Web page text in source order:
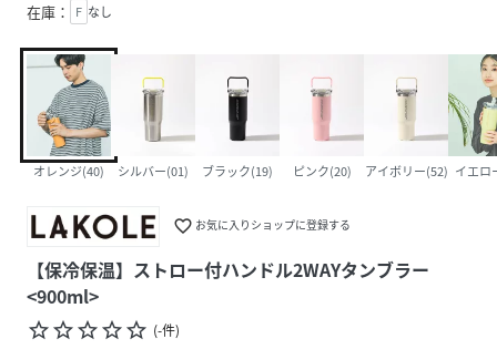
在庫： F なし
オレンジ(40) シルバー(01) ブラック(19) ピンク(20) アイボリー(52) イエロ
favorite_border お気に入りショップに登録する
【保冷保温】ストロー付ハンドル2WAYタンブラー
<900ml>
star_borderstar_borderstar_borderstar_borderstar_border (-件)